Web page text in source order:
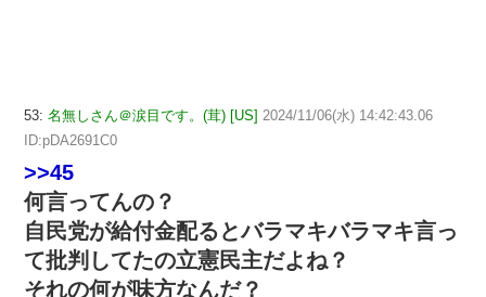
53: 名無しさん＠涙目です。(茸) [US] 2024/11/06(水) 14:42:43.06
ID:pDA2691C0
>>45
何言ってんの？
自民党が給付金配るとバラマキバラマキ言っ
て批判してたの立憲民主だよね？
それの何が味方なんだ？